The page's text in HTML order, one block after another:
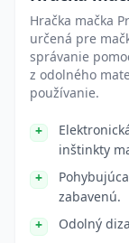
Hračka mačka
určená pre
správanie
z odolného
používanie.
inštinkty
zabavenú.
Odolný